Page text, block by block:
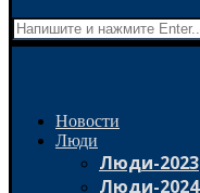
Новости
Люди
Люди-2023
Люди-2024